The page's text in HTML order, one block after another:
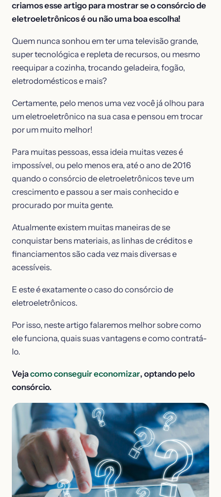
criamos esse artigo para mostrar se o consórcio de
eletroeletrônicos é ou não uma boa escolha!
Quem nunca sonhou em ter uma televisão grande,
super tecnológica e repleta de recursos, ou mesmo
reequipar a cozinha, trocando geladeira, fogão,
eletrodomésticos e mais?
Certamente, pelo menos uma vez você já olhou para
um eletroeletrônico na sua casa e pensou em trocar
por um muito melhor!
Para muitas pessoas, essa ideia muitas vezes é
impossível, ou pelo menos era, até o ano de 2016
quando o consórcio de eletroeletrônicos teve um
crescimento e passou a ser mais conhecido e
procurado por muita gente.
Atualmente existem muitas maneiras de se
conquistar bens materiais, as linhas de créditos e
financiamentos são cada vez mais diversas e
acessíveis.
E este é exatamente o caso do consórcio de
eletroeletrônicos.
Por isso, neste artigo falaremos melhor sobre como
ele funciona, quais suas vantagens e como contratá-
lo.
Vejacomo conseguir economizar, optando pelo
consórcio.